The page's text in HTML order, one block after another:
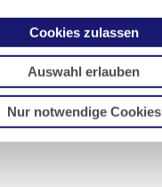
Cookies zulassen
Auswahl erlauben
Nur notwendige Cookies